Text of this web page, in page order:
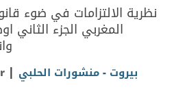
نظرية الالتزامات في ضوء
المغربي الجزء الثاني
| بيروت - منشورات الحلبي